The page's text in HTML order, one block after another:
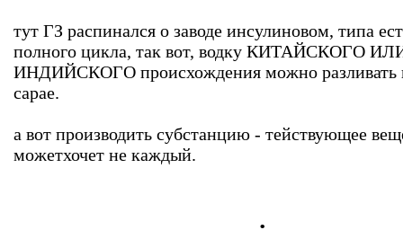
тут ГЗ распинался о заводе инсулиновом, типа
полного цикла, так вот, водку КИТАЙСКОГО
ИНДИЙСКОГО происхождения можно
сарае.
а вот производить субстанцию - тействующее
можетхочет не каждый.
.